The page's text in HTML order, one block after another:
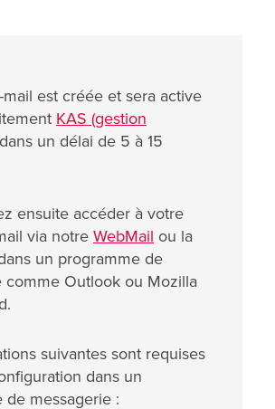
mail est créée et sera active
KAS (gestion
dans un délai de 5 à 15
ensuite accéder à votre
via notre WebMail ou la
un programme de
comme Outlook ou Mozilla
suivantes sont requises
dans un
de messagerie :